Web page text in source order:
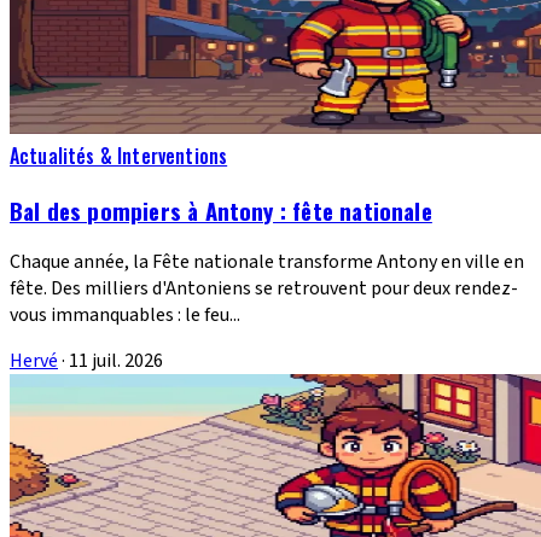
Actualités & Interventions
Bal des pompiers à Antony : fête nationale
Chaque année, la Fête nationale transforme Antony en ville en
fête. Des milliers d'Antoniens se retrouvent pour deux rendez-
vous immanquables : le feu...
Hervé· 11 juil. 2026